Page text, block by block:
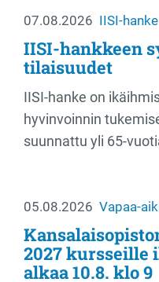
07.08.2026 IISI-hanke
IISI-hankkeen
tilaisuudet
IISI-hanke on
hyvinvoinnin
suunnattu yli 65-
05.08.2026 Vapaa-
2027
alkaa 10.8. klo 9